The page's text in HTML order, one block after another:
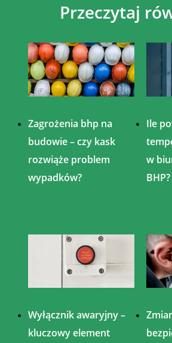
Przeczytaj
Zagrożenia bhp na
budowie – czy kask
rozwiąże problem
wypadków?
Ile
w
BHP?
Wyłącznik awaryjny –
kluczowy element